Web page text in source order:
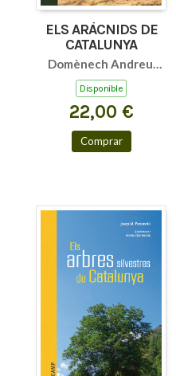
ELS ARÀCNIDS DE
CATALUNYA
Domènech Andreu,
Adrià / Arnedo
Lombarte, Miquel
Àngel
Disponible
22,00 €
Comprar